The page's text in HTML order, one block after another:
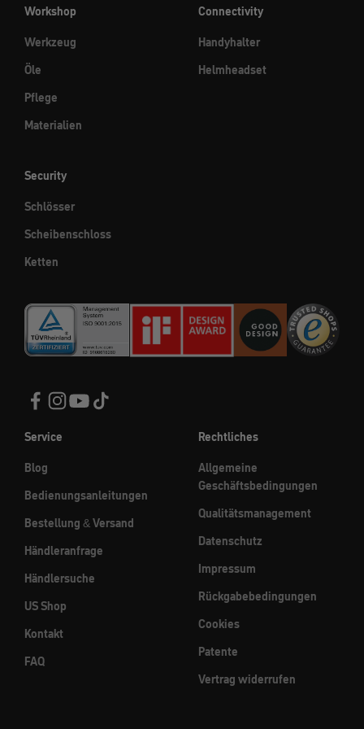
Workshop
Werkzeug
Öle
Pflege
Materialien
Connectivity
Handyhalter
Helmheadset
Security
Schlösser
Scheibenschloss
Ketten
Service
Blog
Bedienungsanleitungen
Bestellung & Versand
Händleranfrage
Händlersuche
US Shop
Kontakt
FAQ
Rechtliches
Allgemeine
Geschäftsbedingungen
Qualitätsmanagement
Datenschutz
Impressum
Rückgabebedingungen
Cookies
Patente
Vertrag widerrufen